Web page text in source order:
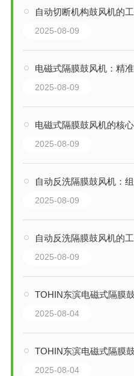
自动切断机构鼓风机的
2025-08-09
电磁式隔膜鼓风机：精
2025-08-09
电磁式隔膜鼓风机的核
2025-08-09
自动反洗隔膜鼓风机：
2025-08-09
自动反洗隔膜鼓风机的
2025-08-09
TOHIN东滨电磁式隔膜
2025-08-04
TOHIN东滨电磁式隔膜
2025-08-04